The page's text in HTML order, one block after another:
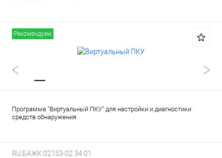
Рекомендуем
Программа "Виртуальный ПКУ" для настройки и диагностики
средств обнаружения
RU.БАЖК.02153-02 34 01